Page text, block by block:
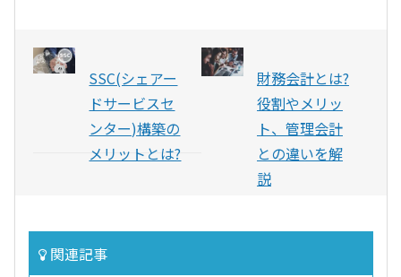
SSC(シェアー
ドサービスセ
ンター)構築の
メリットとは?
財務会計とは?
役割やメリッ
ト、管理会計
との違いを解
説
関連記事